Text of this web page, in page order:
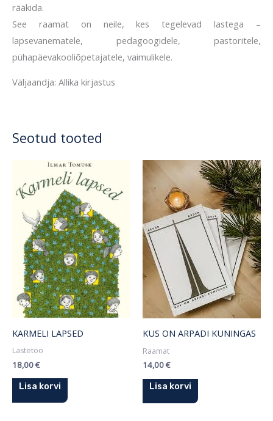
rääkida.
See raamat on neile, kes tegelevad lastega –
lapsevanematele, pedagoogidele, pastoritele,
pühapäevakooliõpetajatele, vaimulikele.
Väljaandja: Allika kirjastus
Seotud tooted
KARMELI LAPSED
Lastetöö
18,00€
Lisa korvi
KUS ON ARPADI KUNINGAS
Raamat
14,00€
Lisa korvi